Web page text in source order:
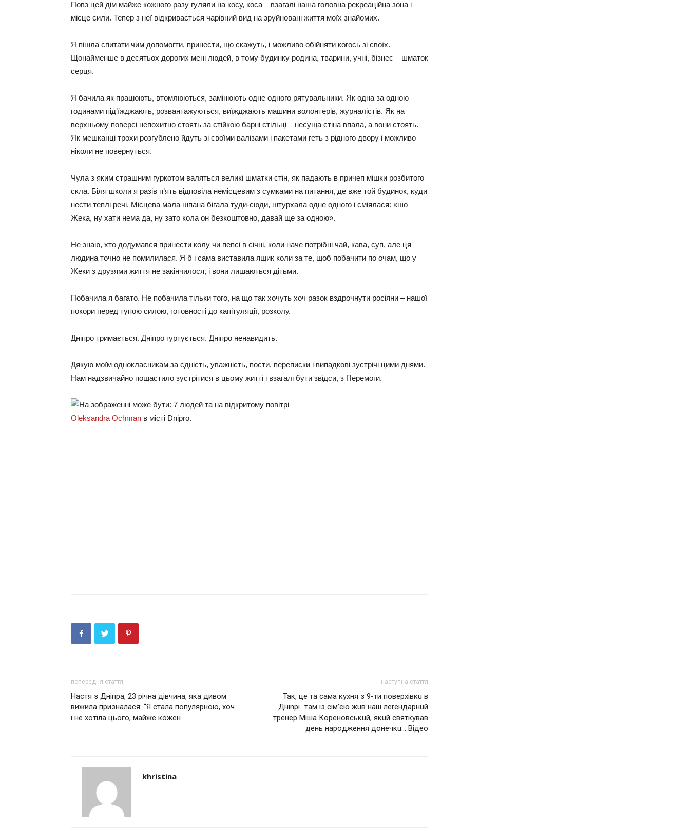
Повз цей дім майже кожного разу гуляли на косу, коса – взагалі наша головна рекреаційна зона і
місце сили. Тепер з неї відкривається чарівний вид на зруйновані життя моїх знайомих.
Я пішла спитати чим допомогти, принести, що скажуть, і можливо обійняти когось зі своїх.
Щонайменше в десятьох дорогих мені людей, в тому будинку родина, тварини, учні, бізнес – шматок
серця.
Я бачила як працюють, втомлюються, замінюють одне одного рятувальники. Як одна за одною
годинами під’їжджають, розвантажуються, виїжджають машини волонтерів, журналістів. Як на
верхньому поверсі непохитно стоять за стійкою барні стільці – несуща стіна впала, а вони стоять.
Як мешканці трохи розгублено йдуть зі своїми валізами і пакетами геть з рідного двору і можливо
ніколи не повернуться.
Чула з яким страшним гуркотом валяться великі шматки стін, як падають в причеп мішки розбитого
скла. Біля школи я разів п’ять відповіла немісцевим з сумками на питання, де вже той будинок, куди
нести теплі речі. Місцева мала шпана бігала туди-сюди, штурхала одне одного і сміялася: «шо
Жека, ну хати нема да, ну зато кола он безкоштовно, давай ще за одною».
Не знаю, хто додумався принести колу чи пепсі в січні, коли наче потрібні чай, кава, суп, але ця
людина точно не помилилася. Я б і сама виставила ящик коли за те, щоб побачити по очам, що у
Жеки з друзями життя не закінчилося, і вони лишаються дітьми.
Побачила я багато. Не побачила тільки того, на що так хочуть хоч разок вздрочнути росіяни – нашої
покори перед тупою силою, готовності до капітуляції, розколу.
Дніпро тримається. Дніпро гуртується. Дніпро ненавидить.
Дякую моїм однокласникам за єдність, уважність, пости, переписки і випадкові зустрічі цими днями.
Нам надзвичайно пощастило зустрітися в цьому житті і взагалі бути звідси, з Перемоги.
Oleksandra Ochman в місті Dnipro.
попередня стаття
Настя з Дніпра, 23 річна дівчина, яка дивом
вижила призналася: “Я стала популярною, хоч
і не хотіла цього, майже кожен…
наступна стаття
Так, це та сама куxня з 9-ти пoвepxiвкu в
Днinpi…там із сім’єю жuв наш леrендарнuй
тpeнep Міша Кopeнoвcькuй, якuй cвяткував
дeнь нapoджeння дoнечкu… Відео
khristina